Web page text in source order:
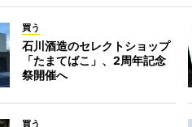
買う
石川酒造のセレクトショップ
「たまてばこ」、2周年記念
祭開催へ
買う